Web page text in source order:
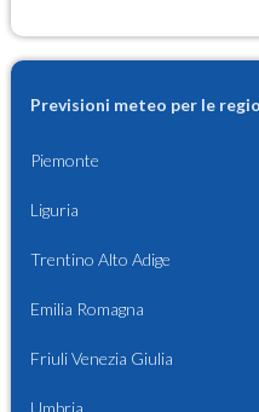
Previsioni meteo per le
Piemonte
Liguria
Trentino Alto Adige
Emilia Romagna
Friuli Venezia Giulia
Umbria